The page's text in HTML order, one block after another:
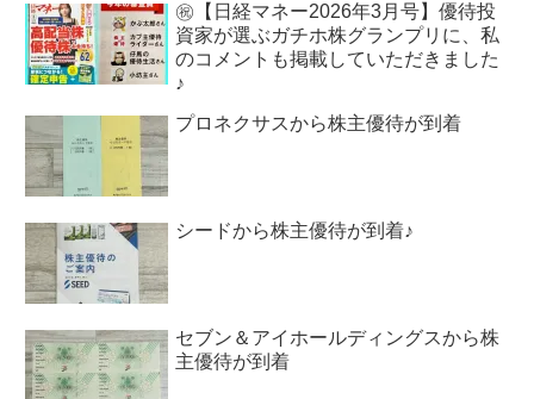
㊗【日経マネー2026年3月号】優待投
資家が選ぶガチホ株グランプリに、私
のコメントも掲載していただきました
♪
プロネクサスから株主優待が到着
シードから株主優待が到着♪
セブン＆アイホールディングスから株
主優待が到着